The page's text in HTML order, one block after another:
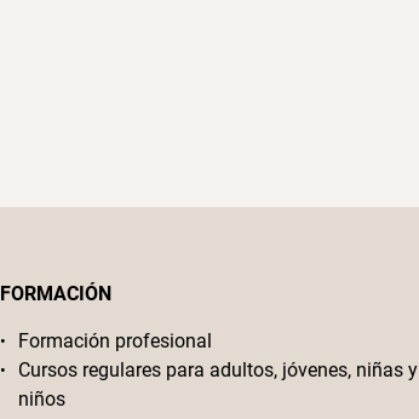
FORMACIÓN
Formación profesional
Cursos regulares para adultos, jóvenes, niñas y
niños